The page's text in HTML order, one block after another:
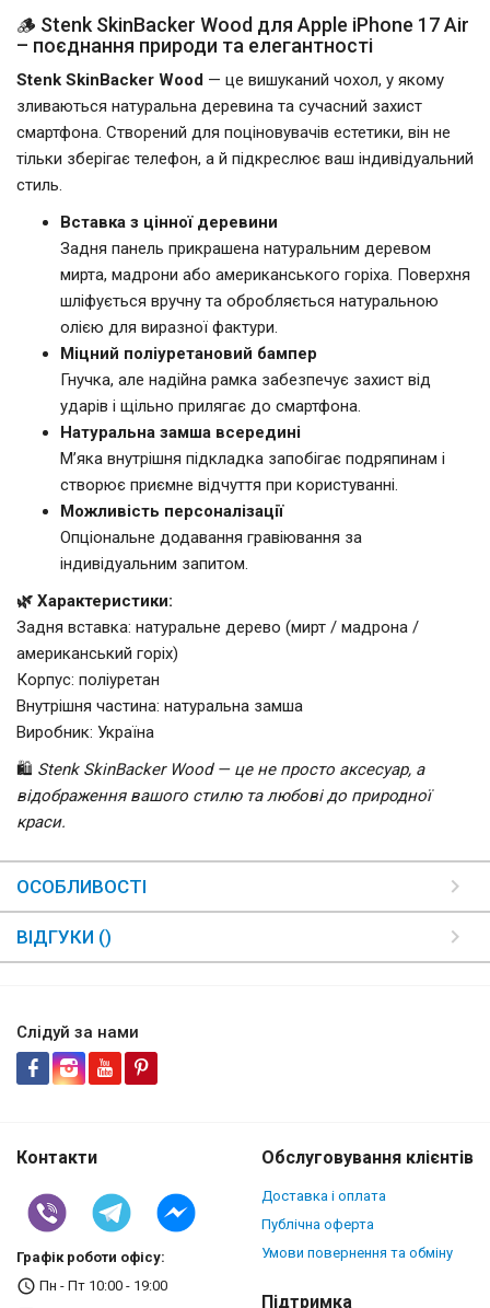
🪵 Stenk SkinBacker Wood для Apple iPhone 17 Air
– поєднання природи та елегантності
Stenk SkinBacker Wood — це вишуканий чохол, у якому
зливаються натуральна деревина та сучасний захист
смартфона. Створений для поціновувачів естетики, він не
тільки зберігає телефон, а й підкреслює ваш індивідуальний
стиль.
Вставка з цінної деревини
Задня панель прикрашена натуральним деревом
мирта, мадрони або американського горіха. Поверхня
шліфується вручну та обробляється натуральною
олією для виразної фактури.
Міцний поліуретановий бампер
Гнучка, але надійна рамка забезпечує захист від
ударів і щільно прилягає до смартфона.
Натуральна замша всередині
М’яка внутрішня підкладка запобігає подряпинам і
створює приємне відчуття при користуванні.
Можливість персоналізації
Опціональне додавання гравіювання за
індивідуальним запитом.
🌿 Характеристики:
Задня вставка: натуральне дерево (мирт / мадрона /
американський горіх)
Корпус: поліуретан
Внутрішня частина: натуральна замша
Виробник: Україна
🛍️ Stenk SkinBacker Wood — це не просто аксесуар, а
відображення вашого стилю та любові до природної
краси.
ОСОБЛИВОСТІ
ВІДГУКИ ()
Слідуй за нами
Контакти
Графік роботи офісу:
Пн - Пт 10:00 - 19:00
Обслуговування клієнтів
Доставка і оплата
Публічна оферта
Умови повернення та обміну
Підтримка